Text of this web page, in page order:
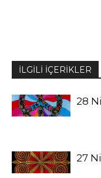
İLGİLİ İÇERİKLER
28
27